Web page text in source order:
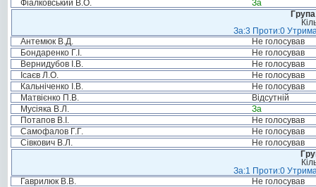
Фіалковський В.О.
За
За:3 Проти:0
Антемюк В.Д.
Не голосував
Бондаренко Г.І.
Не голосував
Вернидубов І.В.
Не голосував
Ісаєв Л.О.
Не голосував
Кальніченко І.В.
Не голосував
Матвієнко П.В.
Відсутній
Мусіяка В.Л.
За
Потапов В.І.
Не голосував
Самофалов Г.Г.
Не голосував
Сівкович В.Л.
Не голосував
За:1 Проти:0
Гаврилюк В.В.
Не голосував